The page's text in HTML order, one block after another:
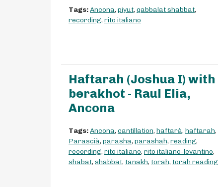
Tags:Ancona, piyut, qabbalat shabbat,
recording, rito italiano
Haftarah (Joshua I) with
berakhot - Raul Elia,
Ancona
Tags:Ancona, cantillation, haftarà, haftarah,
Parascià, parasha, parashah, reading,
recording, rito italiano, rito italiano-levantino,
shabat, shabbat, tanakh, torah, torah reading